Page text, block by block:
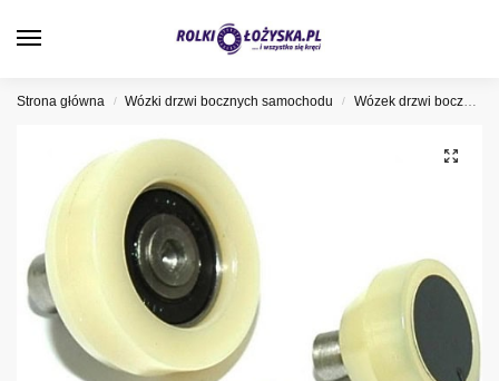
Strona główna / Wózki drzwi bocznych samochodu / Wózek drzwi bocznych Volkswagen